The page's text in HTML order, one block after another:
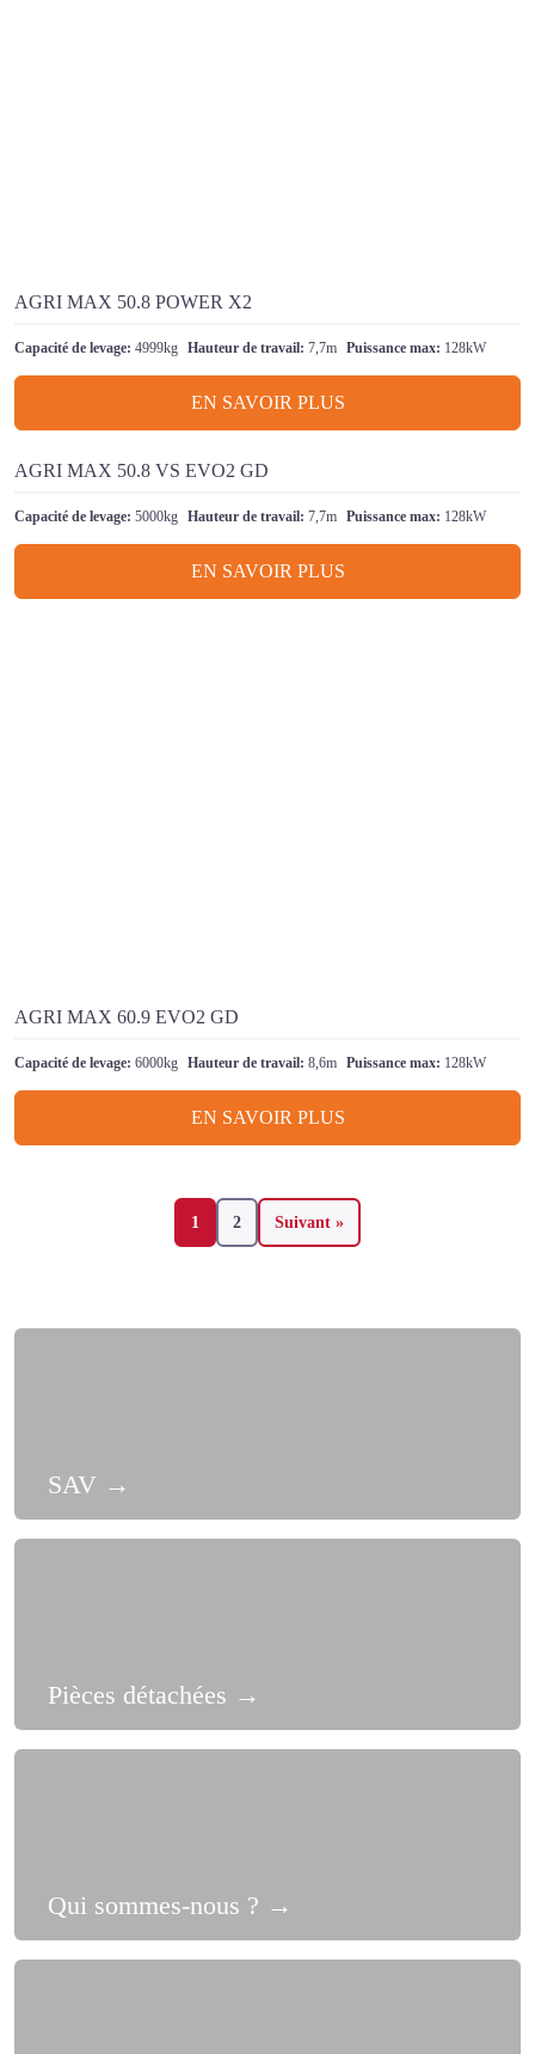
AGRI MAX 50.8 POWER X2
Capacité de levage: 4999kg Hauteur de travail: 7,7m Puissance max: 128kW
EN SAVOIR PLUS
AGRI MAX 50.8 VS EVO2 GD
Capacité de levage: 5000kg Hauteur de travail: 7,7m Puissance max: 128kW
EN SAVOIR PLUS
AGRI MAX 60.9 EVO2 GD
Capacité de levage: 6000kg Hauteur de travail: 8,6m Puissance max: 128kW
EN SAVOIR PLUS
1 2 Suivant »
SAV →
Pièces détachées →
Qui sommes-nous ? →